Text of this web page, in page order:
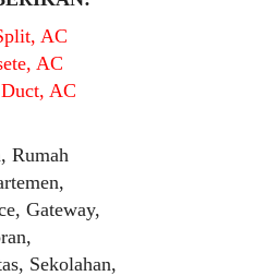
AC
AC
AC
Rumah
Gateway,
Sekolahan,